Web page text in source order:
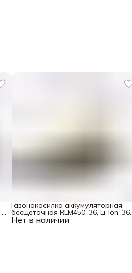
Нет в наличии
Газонокосилка аккумуляторная
бесщеточная RLM450-36, Li-ion, 36
В, 4 Ач, 450 мм, травосборник 40 л